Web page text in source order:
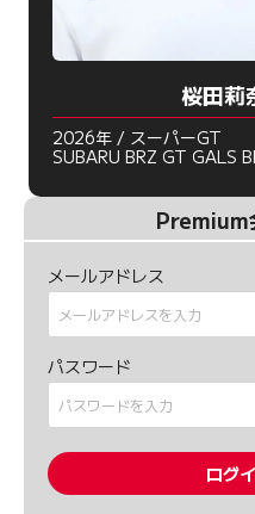
桜田莉
2026年 / スーパーGT
SUBARU BRZ GT GALS
Premium
メールアドレス
パスワード
ログ